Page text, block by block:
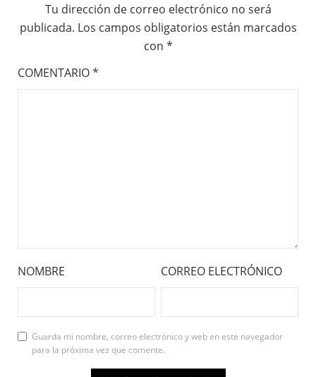
Tu dirección de correo electrónico no será
publicada. Los campos obligatorios están marcados
con *
COMENTARIO*
NOMBRE CORREO ELECTRÓNICO
Guarda mi nombre, correo electrónico y web en este navegador
para la próxima vez que comente.